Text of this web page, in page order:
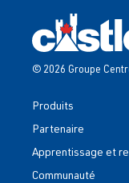
© 2026 Groupe
Produits
Partenaire
Apprentissage et
Communauté